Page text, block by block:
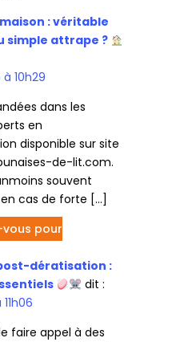
: véritable
simple attrape ?
10h29
dans les
en
disponible sur site
de-lit.com.
souvent
cas de forte […]
pour
dératisation :
dit :
faire appel à des